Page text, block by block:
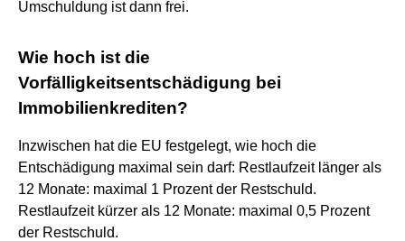
Umschuldung ist dann frei.
Wie hoch ist die
Vorfälligkeitsentschädigung bei
Immobilienkrediten?
Inzwischen hat die EU festgelegt, wie hoch die
Entschädigung maximal sein darf: Restlaufzeit länger als
12 Monate: maximal 1 Prozent der Restschuld.
Restlaufzeit kürzer als 12 Monate: maximal 0,5 Prozent
der Restschuld.